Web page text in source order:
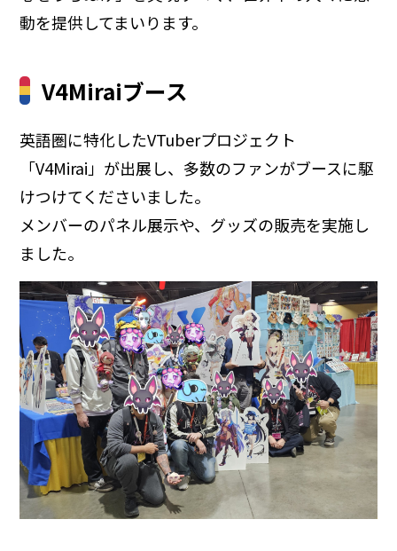
動を提供してまいります。
V4Miraiブース
英語圏に特化したVTuberプロジェクト
「V4Mirai」が出展し、多数のファンがブースに駆
けつけてくださいました。
メンバーのパネル展示や、グッズの販売を実施し
ました。